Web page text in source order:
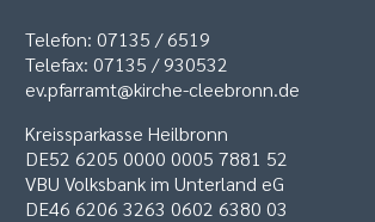
Telefon: 07135 / 6519
Telefax: 07135 / 930532
ev.pfarramt@kirche-cleebronn.de
Kreissparkasse Heilbronn
DE52 6205 0000 0005 7881 52
VBU Volksbank im Unterland eG
DE46 6206 3263 0602 6380 03